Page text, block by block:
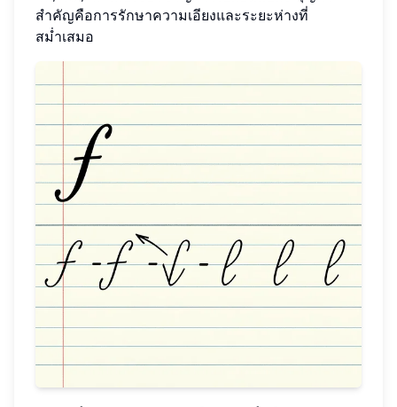
สำคัญคือการรักษาความเอียงและระยะห่างที่
สม่ำเสมอ